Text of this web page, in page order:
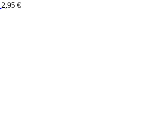
2,95 €